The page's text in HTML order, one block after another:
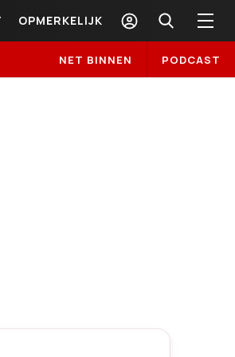
OPMERKELIJK
NET BINNEN PODCAST